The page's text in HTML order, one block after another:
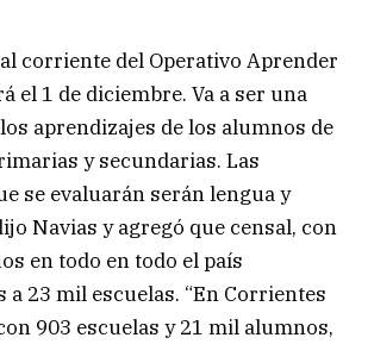
corriente del Operativo Aprender
el 1 de diciembre. Va a ser una
aprendizajes de los alumnos de
y secundarias. Las
se evaluarán serán lengua y
Navias y agregó que censal, con
en todo en todo el país
a 23 mil escuelas. “En Corrientes
903 escuelas y 21 mil alumnos,